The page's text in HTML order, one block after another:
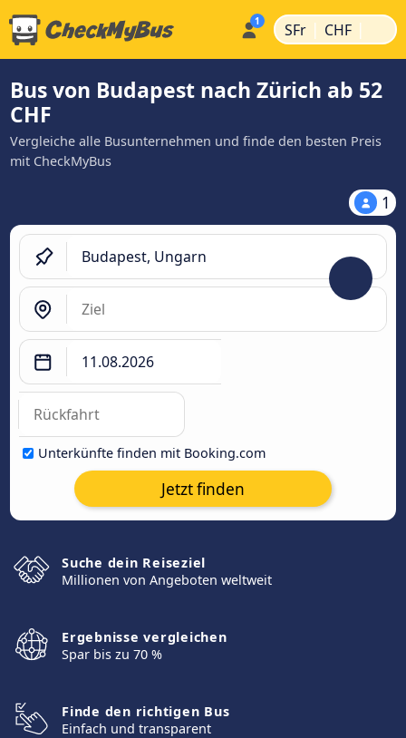
SFr | CHF |
Bus von Budapest nach Zürich ab 52
CHF
Vergleiche alle Busunternehmen und finde den besten Preis
mit CheckMyBus
1
Unterkünfte finden mit Booking.com
Jetzt finden
Suche dein Reiseziel
Millionen von Angeboten weltweit
Ergebnisse vergleichen
Spar bis zu 70 %
Finde den richtigen Bus
Einfach und transparent